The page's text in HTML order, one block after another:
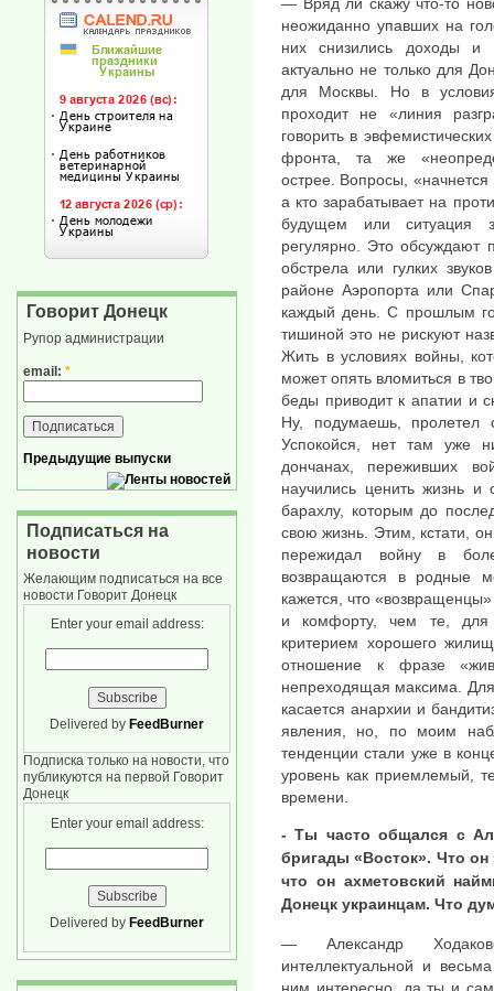
неожиданно упавших на
них снизились доходы и
актуально не только для
для Москвы. Но в
проходит не «линия
говорить в
фронта, та же
острее. Вопросы,
а кто зарабатывает на
будущем или ситуация
регулярно. Это обсуждают
обстрела или гулких
районе Аэропорта или
каждый день. С прошлым
тишиной это не рискуют
Жить в условиях войны,
может опять вломиться в
беды приводит к апатии и
Ну, подумаешь, пролетел
Успокойся, нет там уже
дончанах, переживших
научились ценить жизнь и
барахлу, которым до
свою жизнь. Этим, кстати,
пережидал войну в
возвращаются в родные
кажется, что
и комфорту, чем те, для
критерием хорошего
отношение к фразе
непреходящая максима. Для
касается анархии и
явления, но, по моим
тенденции стали уже в
уровень как приемлемый,
времени.
- Ты часто общался с
бригады «Восток». Что
что он ахметовский
Донецк украинцам. Что
— Александр
интеллектуальной и
ним интересно, да ты и
Говорит Донецк
Рупор администрации
email: *
Предыдущие выпуски
Подписаться на
новости
Желающим подписаться на все
новости Говорит Донецк
Enter your email address:
Delivered by FeedBurner
Подписка только на новости, что
публикуются на первой Говорит
Донецк
Enter your email address:
Delivered by FeedBurner